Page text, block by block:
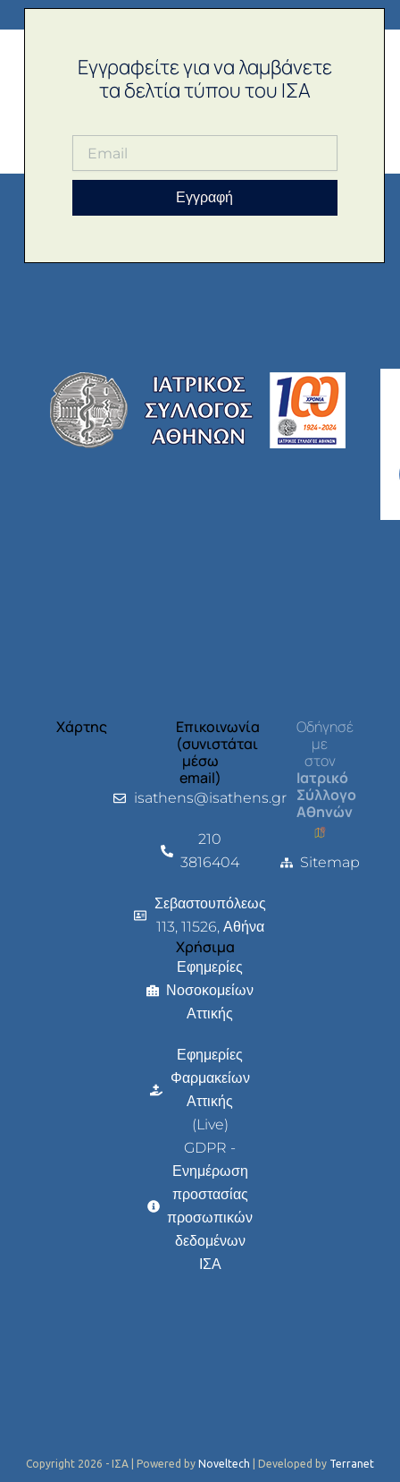
Εγγραφείτε για να λαμβάνετε
τα δελτία τύπου του ΙΣΑ
Εγγραφή
Χάρτης
Επικοινωνία
(συνιστάται
μέσω
email)
isathens@isathens.gr
210
3816404
Σεβαστουπόλεως
113, 11526, Αθήνα
Χρήσιμα
Εφημερίες
Νοσοκομείων
Αττικής
Εφημερίες
Φαρμακείων
Αττικής
(Live)
GDPR -
Ενημέρωση
προστασίας
προσωπικών
δεδομένων
ΙΣΑ
Οδήγησέ
με
στον
Ιατρικό
Σύλλογο
Αθηνών
Sitemap
Copyright 2026 - ΙΣΑ | Powered by Noveltech | Developed by Terranet